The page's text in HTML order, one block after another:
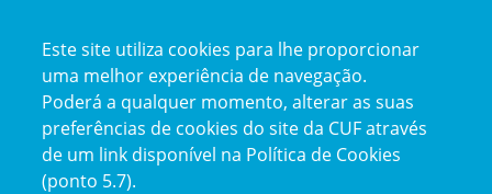
Vídeo Paulo Azinhais Urologista
6 mins leitura
Ostomia: o que é e em que casos
é necessária
Este site utiliza cookies para lhe proporcionar
uma melhor experiência de navegação.
Poderá a qualquer momento, alterar as suas
preferências de cookies do site da CUF através
de um link disponível na Política de Cookies
(ponto 5.7).